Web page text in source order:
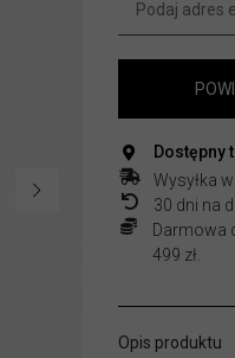
Dostępny
Wysyłka
30 dni na
Darmowa
499 zł.
Opis produktu